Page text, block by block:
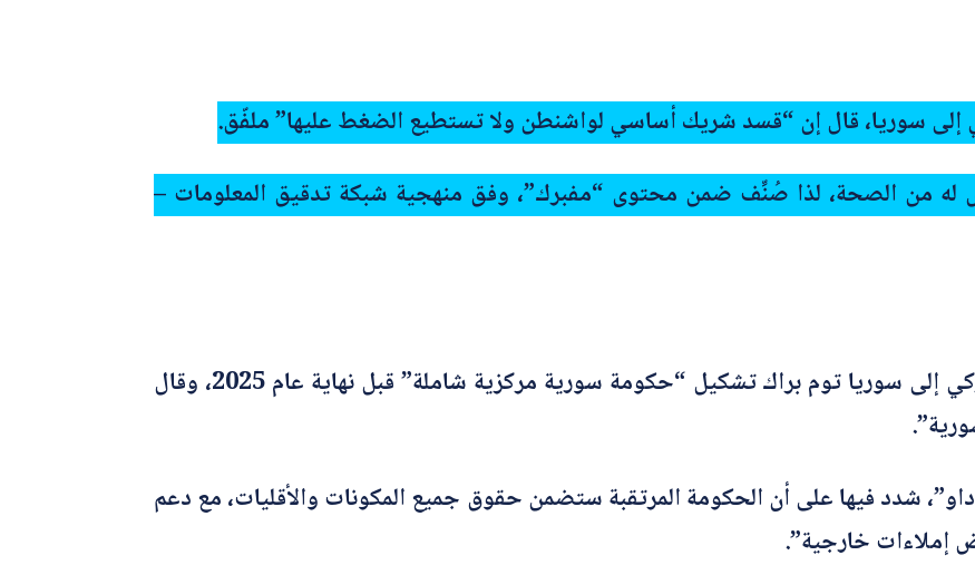
إلى سوريا، قال إن “قسد شريك أساسي لواشنطن ولا تستطيع الضغط عليها” ملفّق.
له من الصحة، لذا صُنِّف ضمن محتوى “مفبرك”، وفق منهجية شبكة تدقيق المعلومات –
المبعوث الأميركي إلى سوريا توم براك تشكيل “حكومة سورية مركزية شاملة” قبل نهاية عام 2025، وقال
شدد فيها على أن الحكومة المرتقبة ستضمن حقوق جميع المكونات والأقليات، مع دعم
إملاءات خارجية”.